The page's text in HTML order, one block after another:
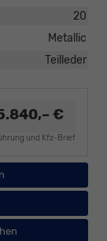
20
Metallic
Teilleder
€
und Kfz-Brief